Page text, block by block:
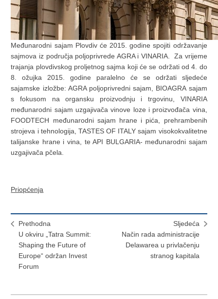
Međunarodni sajam Plovdiv će 2015. godine spojiti održavanje
sajmova iz područja poljoprivrede AGRA i VINARIA. Za vrijeme
trajanja plovdivskog proljetnog sajma koji će se održati od 4. do
8. ožujka 2015. godine paralelno će se održati sljedeće
sajamske izložbe: AGRA poljoprivredni sajam, BIOAGRA sajam
s fokusom na organsku proizvodnju i trgovinu, VINARIA
međunarodni sajam uzgajivača vinove loze i proizvođača vina,
FOODTECH međunarodni sajam hrane i pića, prehrambenih
strojeva i tehnologija, TASTES OF ITALY sajam visokokvalitetne
talijanske hrane i vina, te API BULGARIA- međunarodni sajam
uzgajivača pčela.
Priopćenja
Prethodna
U okviru „Tatra Summit:
Shaping the Future of
Europe“ održan Invest
Forum
Sljedeća
Način rada administracije
Delawarea u privlačenju
stranog kapitala